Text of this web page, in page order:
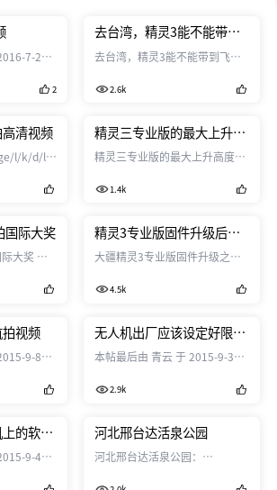
7-24
2
去台湾，精灵3能不能带到
飞机上，台湾可不可以飞无
人机精灵3
去台湾，精灵3能不能带到飞机
3，请去过的有经验的解答一
湾不能飞也不带了。
2.6k
清视频
l/k/d/l01839djbkd.html
精灵三专业版的最大上升高
度是多少？
精灵三专业版的最大上升高度是
米，，不过我感觉应该可以更
到雾霾上方拍一下雾霾滚滚的地
了，我看过优酷上一个外国视频
是从地面飞到了云层上方，应该
是精灵3的飞机？
1.4k
航拍国际大奖
page/r/0/o/r0159cgbc2o.html
精灵3专业版固件升级后摄
像头色彩暗淡和原来差远了
大疆精灵3专业版固件升级之后
漂亮色彩暗淡了许多，请问到底
设置恢复回来，下面的图青海和
艳丽，现在的邢台七里河的色彩
很暗淡发灰，和原来的简直差得
4.5k
视频
9-8
，如果没
民蓝天白
j/y/9/j0164rwxby9.html
j/y/9/j0164rwxby9.html
无人机出厂应该设定好限制
高度防止威胁航道
本帖最后由 青云 于 2015-9-3
确实是个问题，机器应该设定好
会发生事故，那样的话估计就会
的朋友都不是好事。 我想问下各
位飞手们，你们觉得飞高了都很
2.9k
的软件
编辑模
9-4
河北邢台达活泉公园
河北邢台达活泉公园：